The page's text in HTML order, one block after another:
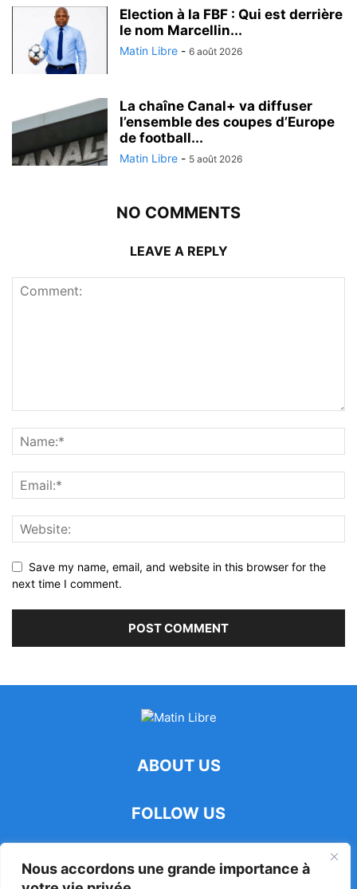
Nous accordons une grande importance à
Election à la FBF : Qui est derrière
le nom Marcellin...
Matin Libre - 6 août 2026
La chaîne Canal+ va diffuser
l’ensemble des coupes d’Europe
de football...
Matin Libre - 5 août 2026
NO COMMENTS
LEAVE A REPLY
Save my name, email, and website in this browser for the
next time I comment.
ABOUT US
FOLLOW US